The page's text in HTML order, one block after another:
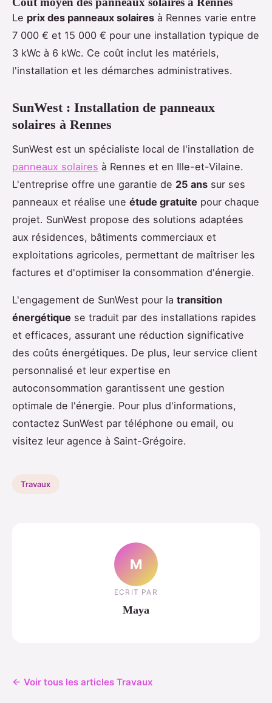
Le prix des panneaux solaires à Rennes varie entre
7 000 € et 15 000 € pour une installation typique de
3 kWc à 6 kWc. Ce coût inclut les matériels,
l'installation et les démarches administratives.
SunWest : Installation de panneaux
solaires à Rennes
SunWest est un spécialiste local de l'installation de
panneaux solaires à Rennes et en Ille-et-Vilaine.
L'entreprise offre une garantie de 25 ans sur ses
panneaux et réalise une étude gratuite pour chaque
projet. SunWest propose des solutions adaptées
aux résidences, bâtiments commerciaux et
exploitations agricoles, permettant de maîtriser les
factures et d'optimiser la consommation d'énergie.
L'engagement de SunWest pour la transition
énergétique se traduit par des installations rapides
et efficaces, assurant une réduction significative
des coûts énergétiques. De plus, leur service client
personnalisé et leur expertise en
autoconsommation garantissent une gestion
optimale de l'énergie. Pour plus d'informations,
contactez SunWest par téléphone ou email, ou
visitez leur agence à Saint-Grégoire.
Travaux
M
ECRIT PAR
Maya
← Voir tous les articles Travaux